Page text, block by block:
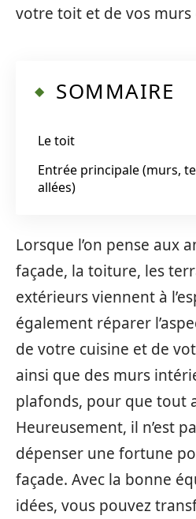
votre toit et de vos murs
SOMMAIRE
Le toit
Entrée principale (murs,
allées)
Lorsque l’on pense aux
façade, la toiture, les
extérieurs viennent à
également réparer
de votre cuisine et de
ainsi que des murs
plafonds, pour que tout
Heureusement, il n’est
dépenser une fortune
façade. Avec la bonne
idées, vous pouvez